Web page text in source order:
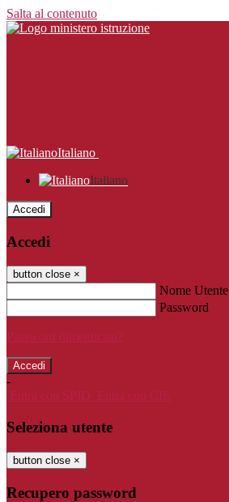
Salta al contenuto
Italiano
Italiano
Accedi
Accedi
button close ×
Nome Utente
Password
Password dimenticata?
-
Entra con SPID
Entra con CIE
Seleziona utente
button close ×
Recupero password